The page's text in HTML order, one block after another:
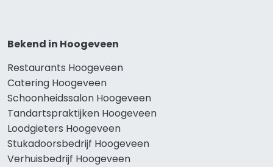
Bekend in Hoogeveen
Restaurants Hoogeveen
Catering Hoogeveen
Schoonheidssalon Hoogeveen
Tandartspraktijken Hoogeveen
Loodgieters Hoogeveen
Stukadoorsbedrijf Hoogeveen
Verhuisbedrijf Hoogeveen